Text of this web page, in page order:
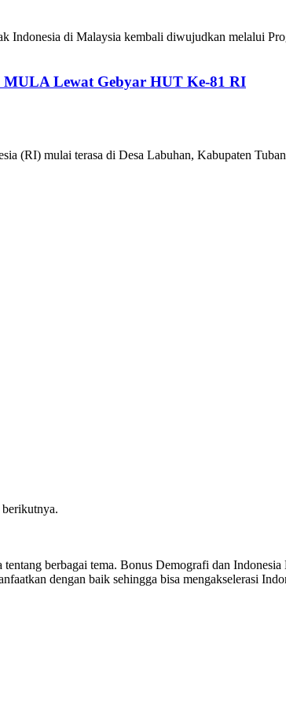
Indonesia di Malaysia kembali diwujudkan melalui
Lewat Gebyar HUT Ke-81 RI
(RI) mulai terasa di Desa Labuhan, Kabupaten
berikutnya.
berbagai tema. Bonus Demografi dan
dengan baik sehingga bisa mengakselerasi